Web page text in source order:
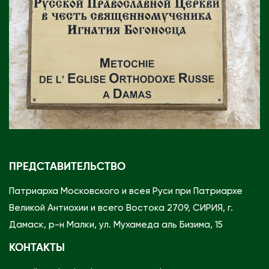
ПРЕДСТАВИТЕЛЬСТВО
Патриарха Московского и всея Руси при Патриархе
Великой Антиохии и всего Востока 2709, СИРИЯ, г.
Дамаск, р-н Малки, ул. Мухамеда аль Бизима, 15
КОНТАКТЫ